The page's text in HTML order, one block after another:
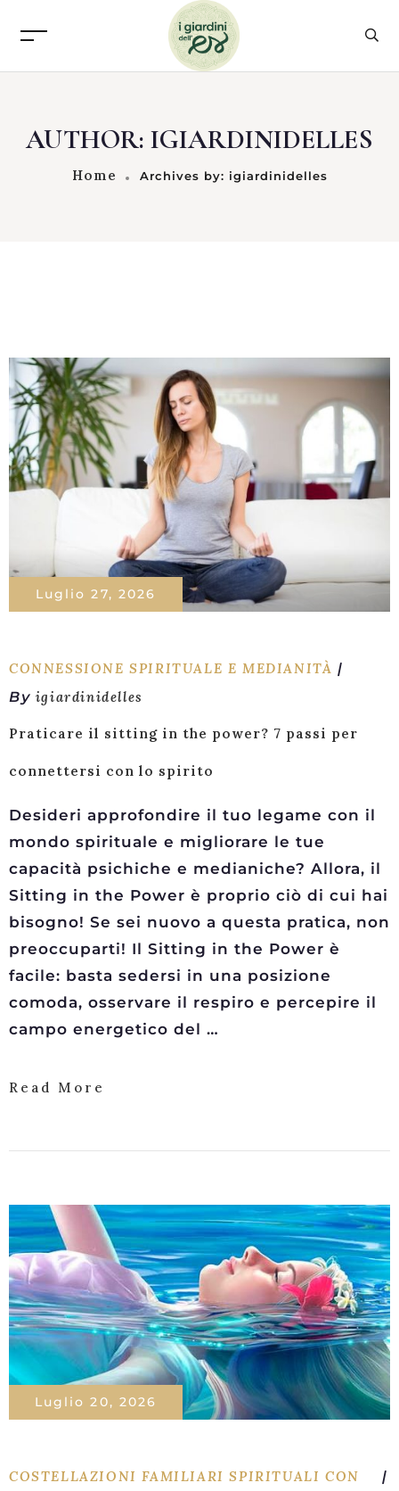
AUTHOR: IGIARDINIDELLES
Home Archives by: igiardinidelles
Luglio 27, 2026
CONNESSIONE SPIRITUALE E MEDIANITÀ
By igiardinidelles
Praticare il sitting in the power? 7 passi per
connettersi con lo spirito
Desideri approfondire il tuo legame con il
mondo spirituale e migliorare le tue
capacità psichiche e medianiche? Allora, il
Sitting in the Power è proprio ciò di cui hai
bisogno! Se sei nuovo a questa pratica, non
preoccuparti! Il Sitting in the Power è
facile: basta sedersi in una posizione
comoda, osservare il respiro e percepire il
campo energetico del …
Read More
Luglio 20, 2026
COSTELLAZIONI FAMILIARI SPIRITUALI CON